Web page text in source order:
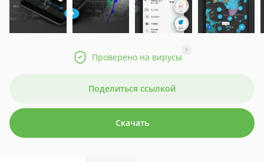
Проверено на вирусы
?
Поделиться ссылкой
Скачать